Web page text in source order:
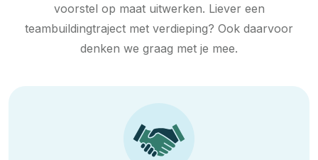
voorstel op maat uitwerken. Liever een
teambuildingtraject met verdieping? Ook daarvoor
denken we graag met je mee.